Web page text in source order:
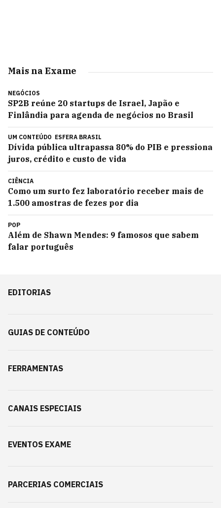
Mais na Exame
NEGÓCIOS
SP2B reúne 20 startups de Israel, Japão e
Finlândia para agenda de negócios no Brasil
UM CONTEÚDO ESFERA BRASIL
Dívida pública ultrapassa 80% do PIB e pressiona
juros, crédito e custo de vida
CIÊNCIA
Como um surto fez laboratório receber mais de
1.500 amostras de fezes por dia
POP
Além de Shawn Mendes: 9 famosos que sabem
falar português
EDITORIAS
GUIAS DE CONTEÚDO
FERRAMENTAS
CANAIS ESPECIAIS
EVENTOS EXAME
PARCERIAS COMERCIAIS